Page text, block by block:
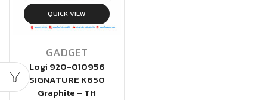
QUICK VIEW
GADGET
Logi 920-010956
SIGNATURE K650
Graphite – TH